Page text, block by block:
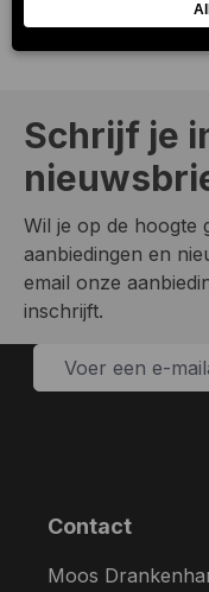
Schrijf je
Wil je op de hoogte
aanbiedingen en
email onze
inschrijft.
Contact
Moos